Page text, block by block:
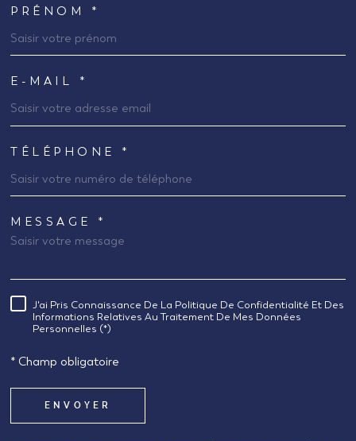
PRÉNOM *
E-MAIL *
TÉLÉPHONE *
TRAD_MELTEM_VOREDEMANDE
MESSAGE *
RÈGLEMENTATION
J'ai Pris Connaissance De La Politique De Confidentialité Et Des
Informations Relatives Au Traitement De Mes Données
Personnelles (*)
* Champ obligatoire
ENVOYER